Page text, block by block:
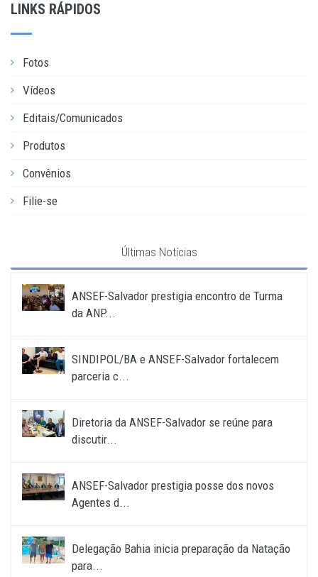
LINKS RÁPIDOS
Fotos
Vídeos
Editais/Comunicados
Produtos
Convênios
Filie-se
Últimas Notícias
ANSEF-Salvador prestigia encontro de Turma
da ANP...
SINDIPOL/BA e ANSEF-Salvador fortalecem
parceria c...
Diretoria da ANSEF-Salvador se reúne para
discutir...
ANSEF-Salvador prestigia posse dos novos
Agentes d...
Delegação Bahia inicia preparação da Natação
para...